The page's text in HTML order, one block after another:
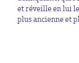
et réveille en lui
plus ancienne et